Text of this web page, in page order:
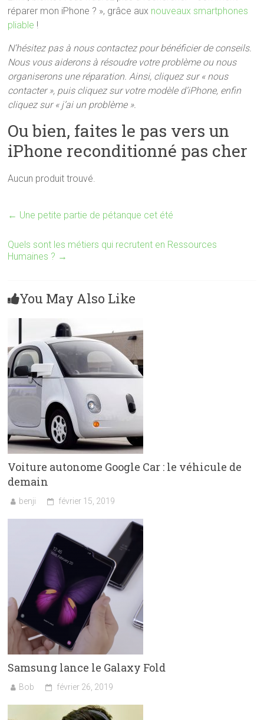
réparer mon iPhone ? », grâce aux nouveaux smartphones
pliable !
N’hésitez pas à nous contactez pour bénéficier de conseils.
Nous vous aiderons à résoudre votre problème ou nous
organiserons une réparation. Ainsi, cliquez sur « nous
contacter », puis cliquez sur votre modèle d’iPhone, enfin
cliquez sur « j’ai un problème ».
Ou bien, faites le pas vers un
iPhone reconditionné pas cher
Aucun produit trouvé.
← Une petite partie de pétanque cet été
Quels sont les métiers qui recrutent en Ressources
Humaines ? →
You May Also Like
Voiture autonome Google Car : le véhicule de
demain
benji février 15, 2019
Samsung lance le Galaxy Fold
Bob février 26, 2019